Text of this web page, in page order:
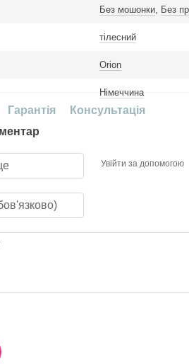
Без мошонки, Без
тілесний
Orion
Німеччина
Гарантія
Консультація
Увійти за допомогою